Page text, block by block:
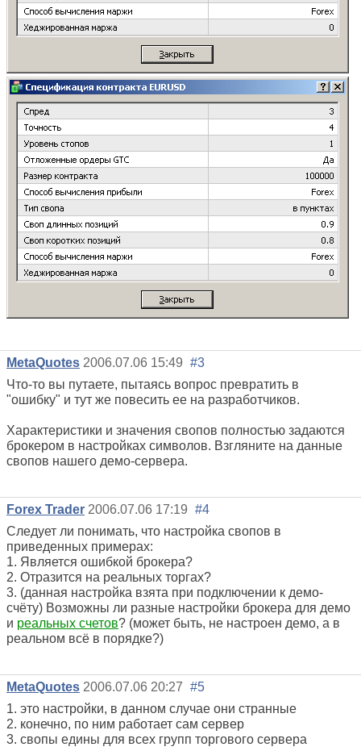
MetaQuotes 2006.07.06 15:49 #3
Что-то вы путаете, пытаясь вопрос превратить в
"ошибку" и тут же повесить ее на разработчиков.
Характеристики и значения свопов полностью задаются
брокером в настройках символов. Взгляните на данные
свопов нашего демо-сервера.
Forex Trader 2006.07.06 17:19 #4
Следует ли понимать, что настройка свопов в
приведенных примерах:
1. Является ошибкой брокера?
2. Отразится на реальных торгах?
3. (данная настройка взята при подключении к демо-
счёту) Возможны ли разные настройки брокера для демо
и реальных счетов? (может быть, не настроен демо, а в
реальном всё в порядке?)
MetaQuotes 2006.07.06 20:27 #5
1. это настройки, в данном случае они странные
2. конечно, по ним работает сам сервер
3. свопы едины для всех групп торгового сервера